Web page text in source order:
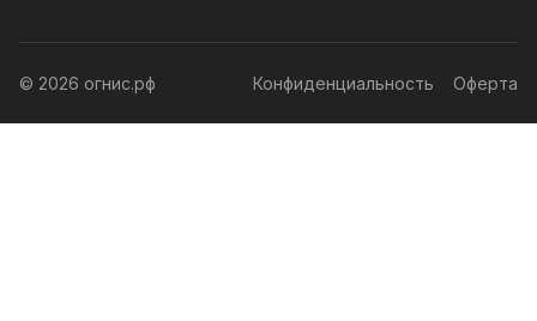
© 2026 огнис.рф Конфиденциальность Оферта